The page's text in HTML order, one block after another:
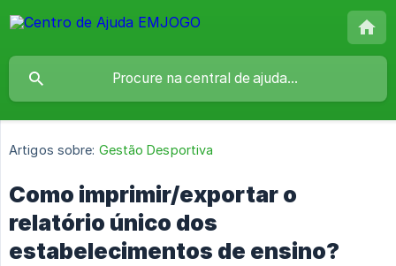
Artigos sobre: Gestão Desportiva
Como imprimir/exportar o
relatório único dos
estabelecimentos de ensino?